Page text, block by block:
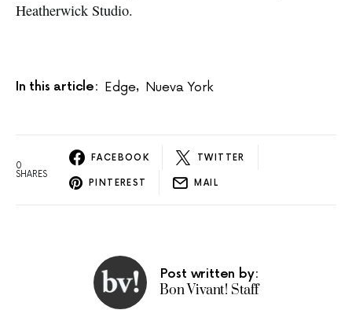
Heatherwick Studio.
In this article: Edge, Nueva York
0
SHARES
FACEBOOK TWITTER
PINTEREST MAIL
Post written by:
Bon Vivant! Staff